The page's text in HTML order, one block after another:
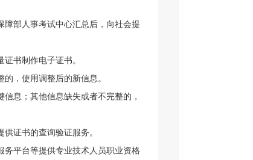
部人事考试中心汇总后，向社会提
书制作电子证书。
，使用调整后的新信息。
息；其他信息缺失或者不完整的，
证书的查询验证服务。
务平台等提供专业技术人员职业资格